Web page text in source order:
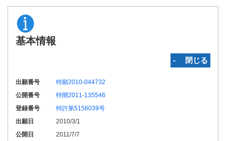
基本情報
‐ 閉じる
出願番号
特願2010-044732
公開番号
特開2011-135546
登録番号
特許第5156039号
出願日
2010/3/1
公開日
2011/7/7